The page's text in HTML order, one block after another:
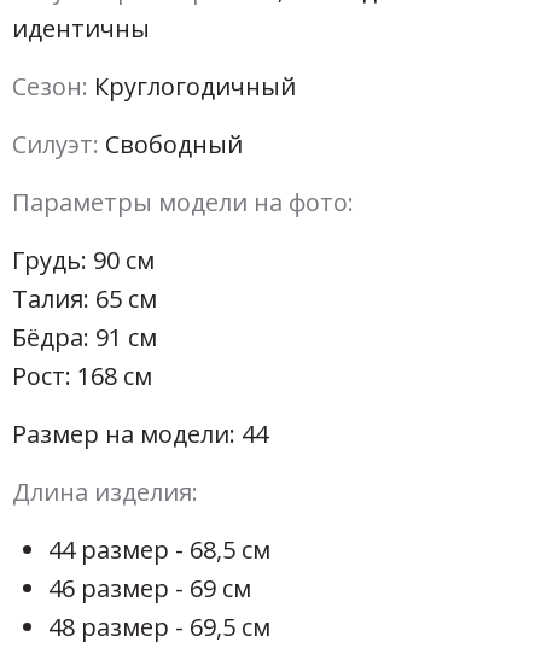
идентичны
Сезон: Круглогодичный
Силуэт: Свободный
Параметры модели на фото:
Грудь: 90 см
Талия: 65 см
Бёдра: 91 см
Рост: 168 см
Размер на модели: 44
Длина изделия:
44 размер - 68,5 см
46 размер - 69 см
48 размер - 69,5 см